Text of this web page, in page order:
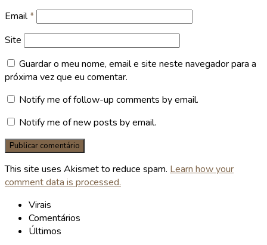
Email*
Site
Guardar o meu nome, email e site neste navegador para a
próxima vez que eu comentar.
Notify me of follow-up comments by email.
Notify me of new posts by email.
This site uses Akismet to reduce spam. Learn how your
comment data is processed.
Virais
Comentários
Últimos